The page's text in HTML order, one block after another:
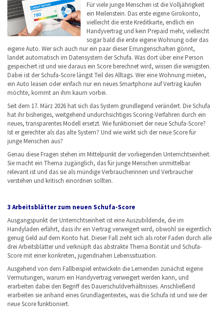
Für viele junge Menschen ist die Volljährigkeit
ein Meilenstein. Das erste eigene Girokonto,
vielleicht die erste Kreditkarte, endlich ein
Handyvertrag und kein Prepaid mehr, vielleicht
sogar bald die erste eigene Wohnung oder das
eigene Auto. Wer sich auch nur ein paar dieser Errungenschaften gönnt,
landet automatisch im Datensystem der Schufa. Was dort über eine Person
gespeichert ist und wie daraus ein Score berechnet wird, wissen die wenigsten.
Dabei ist der Schufa-Score längst Teil des Alltags. Wer eine Wohnung mieten,
ein Auto leasen oder einfach nur ein neues Smartphone auf Vertrag kaufen
möchte, kommt an ihm kaum vorbei.
Seit dem 17. März 2026 hat sich das System grundlegend verändert. Die Schufa
hat ihr bisheriges, weitgehend undurchsichtiges Scoring-Verfahren durch ein
neues, transparentes Modell ersetzt. Wie funktioniert der neue Schufa-Score?
Ist er gerechter als das alte System? Und wie wirkt sich der neue Score für
junge Menschen aus?
Genau diese Fragen stehen im Mittelpunkt der vorliegenden Unterrichtseinheit.
Sie macht ein Thema zugänglich, das für junge Menschen unmittelbar
relevant ist und das sie als mündige Verbraucherinnen und Verbraucher
verstehen und kritisch einordnen sollten.
3 Arbeitsblätter zum neuen Schufa-Score
Ausgangspunkt der Unterrichtseinheit ist eine Auszubildende, die im
Handyladen erfährt, dass ihr ein Vertrag verweigert wird, obwohl sie eigentlich
genug Geld auf dem Konto hat. Dieser Fall zieht sich als roter Faden durch alle
drei Arbeitsblätter und verknüpft das abstrakte Thema Bonität und Schufa-
Score mit einer konkreten, jugendnahen Lebenssituation.
Ausgehend von dem Fallbeispiel entwickeln die Lernenden zunächst eigene
Vermutungen, warum ein Handyvertrag verweigert werden kann, und
erarbeiten dabei den Begriff des Dauerschuldverhältnisses. Anschließend
erarbeiten sie anhand eines Grundlagentextes, was die Schufa ist und wie der
neue Score funktioniert.